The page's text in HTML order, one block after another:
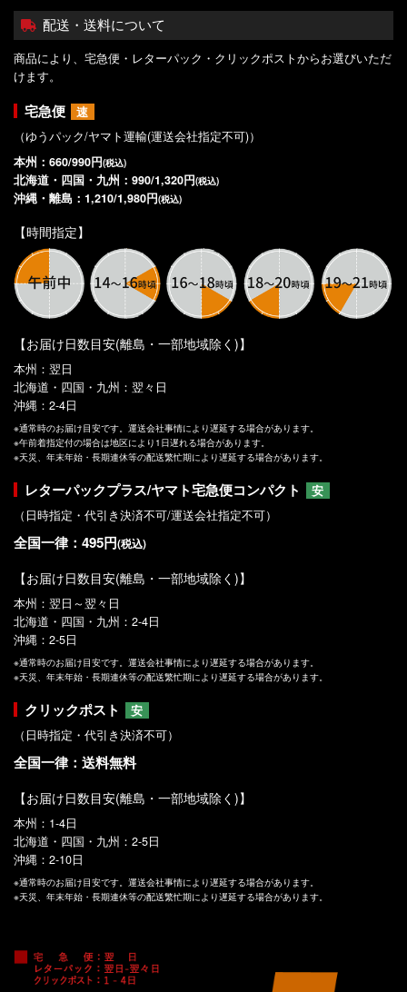
配送・送料について
商品により、宅急便・レターパック・クリックポストからお選びいただ
けます。
宅急便
速
（ゆうパック/ヤマト運輸(運送会社指定不可)）
本州：660/990円(税込)
北海道・四国・九州：990/1,320円(税込)
沖縄・離島：1,210/1,980円(税込)
【時間指定】
【お届け日数目安(離島・一部地域除く)】
本州：翌日
北海道・四国・九州：翌々日
沖縄：2-4日
※通常時のお届け目安です。運送会社事情により遅延する場合があります。
※午前着指定付の場合は地区により1日遅れる場合があります。
※天災、年末年始・長期連休等の配送繁忙期により遅延する場合があります。
レターパックプラス/ヤマト宅急便コンパクト
安
（日時指定・代引き決済不可/運送会社指定不可）
全国一律：495円(税込)
【お届け日数目安(離島・一部地域除く)】
本州：翌日～翌々日
北海道・四国・九州：2-4日
沖縄：2-5日
※通常時のお届け目安です。運送会社事情により遅延する場合があります。
※天災、年末年始・長期連休等の配送繁忙期により遅延する場合があります。
クリックポスト
安
（日時指定・代引き決済不可）
全国一律：送料無料
【お届け日数目安(離島・一部地域除く)】
本州：1-4日
北海道・四国・九州：2-5日
沖縄：2-10日
※通常時のお届け目安です。運送会社事情により遅延する場合があります。
※天災、年末年始・長期連休等の配送繁忙期により遅延する場合があります。